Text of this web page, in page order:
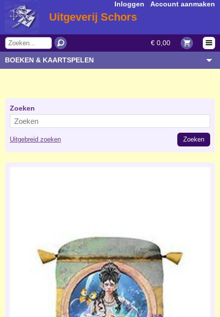
€ 0,00
Inloggen Account aanmaken
Uitgeverij Schors
BOEKEN & KAARTSPELEN
AUTEUR/SOORT
BESTELLEN
Zoeken
Uitgebreid zoeken